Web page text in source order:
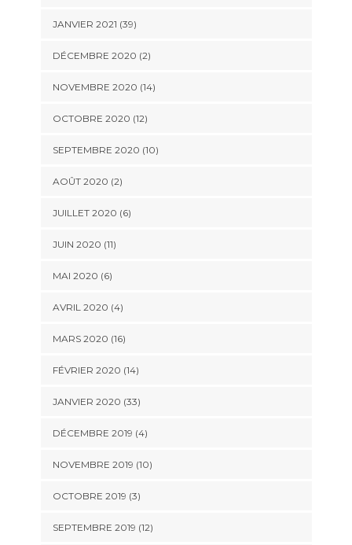
JANVIER 2021 (39)
DÉCEMBRE 2020 (2)
NOVEMBRE 2020 (14)
OCTOBRE 2020 (12)
SEPTEMBRE 2020 (10)
AOÛT 2020 (2)
JUILLET 2020 (6)
JUIN 2020 (11)
MAI 2020 (6)
AVRIL 2020 (4)
MARS 2020 (16)
FÉVRIER 2020 (14)
JANVIER 2020 (33)
DÉCEMBRE 2019 (4)
NOVEMBRE 2019 (10)
OCTOBRE 2019 (3)
SEPTEMBRE 2019 (12)